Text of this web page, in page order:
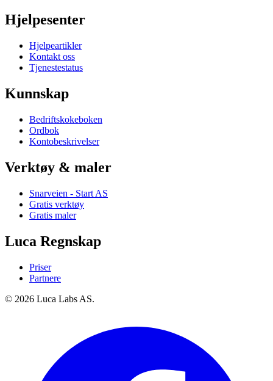
Hjelpesenter
Hjelpeartikler
Kontakt oss
Tjenestestatus
Kunnskap
Bedriftskokeboken
Ordbok
Kontobeskrivelser
Verktøy & maler
Snarveien - Start AS
Gratis verktøy
Gratis maler
Luca Regnskap
Priser
Partnere
© 2026 Luca Labs AS.